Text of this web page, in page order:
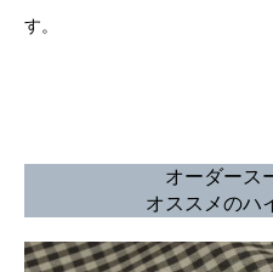
す。
オーダース
オススメのハ